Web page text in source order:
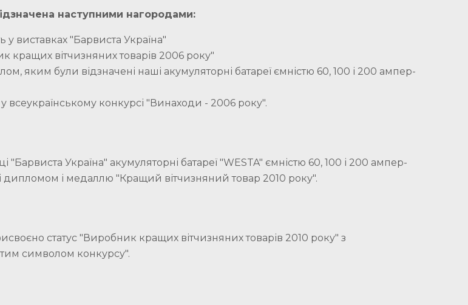
наступними нагородами:
у виставках "Барвиста Україна"
кращих вітчизняних товарів 2006 року"
яким були відзначені наші акумуляторні батареї ємністю 60, 100 і 200 ампер-
всеукраїнському конкурсі "Винаходи - 2006 року".
"Барвиста Україна" акумуляторні батареї "WESTA" ємністю 60, 100 і 200 ампер-
дипломом і медаллю "Кращий вітчизняний товар 2010 року".
статус "Виробник кращих вітчизняних товарів 2010 року" з
символом конкурсу".